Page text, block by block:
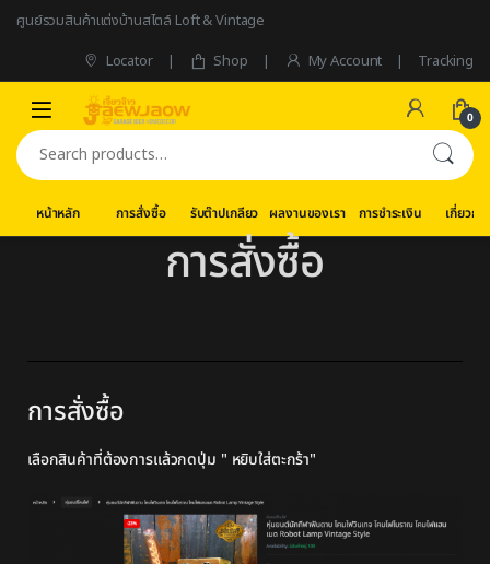
ศูนย์รวมสินค้าแต่งบ้านสไตล์ Loft & Vintage
Locator
Shop My Account Tracking
0
หน้าหลัก การสั่งซื้อ รับต๊าปเกลียว ผลงานของเรา การชำระเงิน เกี่ยวกับ
การสั่งซื้อ
การสั่งซื้อ
เลือกสินค้าที่ต้องการแล้วกดปุ่ม " หยิบใส่ตะกร้า"